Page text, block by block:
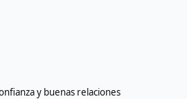
y buenas relaciones